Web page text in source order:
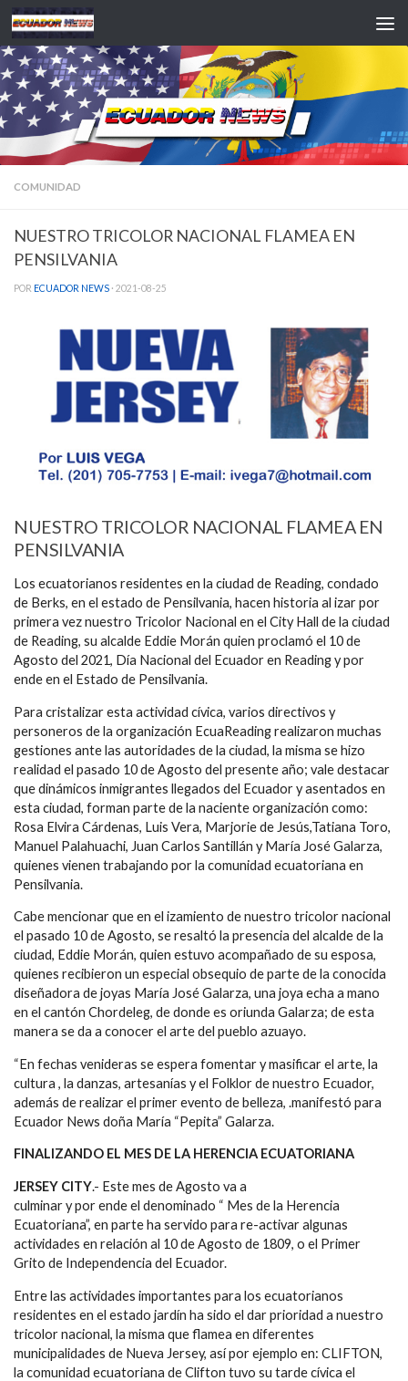
Saltar al contenido
COMUNIDAD
NUESTRO TRICOLOR NACIONAL FLAMEA EN
PENSILVANIA
POR ECUADOR NEWS · 2021-08-25
NUESTRO TRICOLOR NACIONAL FLAMEA EN
PENSILVANIA
Los ecuatorianos residentes en la ciudad de Reading, condado
de Berks, en el estado de Pensilvania, hacen historia al izar por
primera vez nuestro Tricolor Nacional en el City Hall de la ciudad
de Reading, su alcalde Eddie Morán quien proclamó el 10 de
Agosto del 2021, Día Nacional del Ecuador en Reading y por
ende en el Estado de Pensilvania.
Para cristalizar esta actividad cívica, varios directivos y
personeros de la organización EcuaReading realizaron muchas
gestiones ante las autoridades de la ciudad, la misma se hizo
realidad el pasado 10 de Agosto del presente año; vale destacar
que dinámicos inmigrantes llegados del Ecuador y asentados en
esta ciudad, forman parte de la naciente organización como:
Rosa Elvira Cárdenas, Luis Vera, Marjorie de Jesús,Tatiana Toro,
Manuel Palahuachi, Juan Carlos Santillán y María José Galarza,
quienes vienen trabajando por la comunidad ecuatoriana en
Pensilvania.
Cabe mencionar que en el izamiento de nuestro tricolor nacional
el pasado 10 de Agosto, se resaltó la presencia del alcalde de la
ciudad, Eddie Morán, quien estuvo acompañado de su esposa,
quienes recibieron un especial obsequio de parte de la conocida
diseñadora de joyas María José Galarza, una joya echa a mano
en el cantón Chordeleg, de donde es oriunda Galarza; de esta
manera se da a conocer el arte del pueblo azuayo.
“En fechas venideras se espera fomentar y masificar el arte, la
cultura , la danzas, artesanías y el Folklor de nuestro Ecuador,
además de realizar el primer evento de belleza, .manifestó para
Ecuador News doña María “Pepita” Galarza.
FINALIZANDO EL MES DE LA HERENCIA ECUATORIANA
JERSEY CITY.- Este mes de Agosto va a
culminar y por ende el denominado “ Mes de la Herencia
Ecuatoriana”, en parte ha servido para re-activar algunas
actividades en relación al 10 de Agosto de 1809, o el Primer
Grito de Independencia del Ecuador.
Entre las actividades importantes para los ecuatorianos
residentes en el estado jardín ha sido el dar prioridad a nuestro
tricolor nacional, la misma que flamea en diferentes
municipalidades de Nueva Jersey, así por ejemplo en: CLIFTON,
la comunidad ecuatoriana de Clifton tuvo su tarde cívica el